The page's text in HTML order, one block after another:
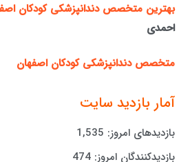
بهترین متخصص دندانپزشکی کودکان
احمدی
متخصص دندانپزشکی کودکان اصفهان
آمار بازدید سایت
بازدیدهای امروز: 1,535
بازدیدکنندگان امروز:474